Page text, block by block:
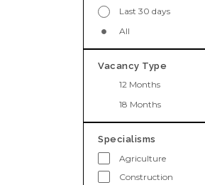
Last 30 days
All
Vacancy Type
12 Months
18 Months
Specialisms
Agriculture
Construction